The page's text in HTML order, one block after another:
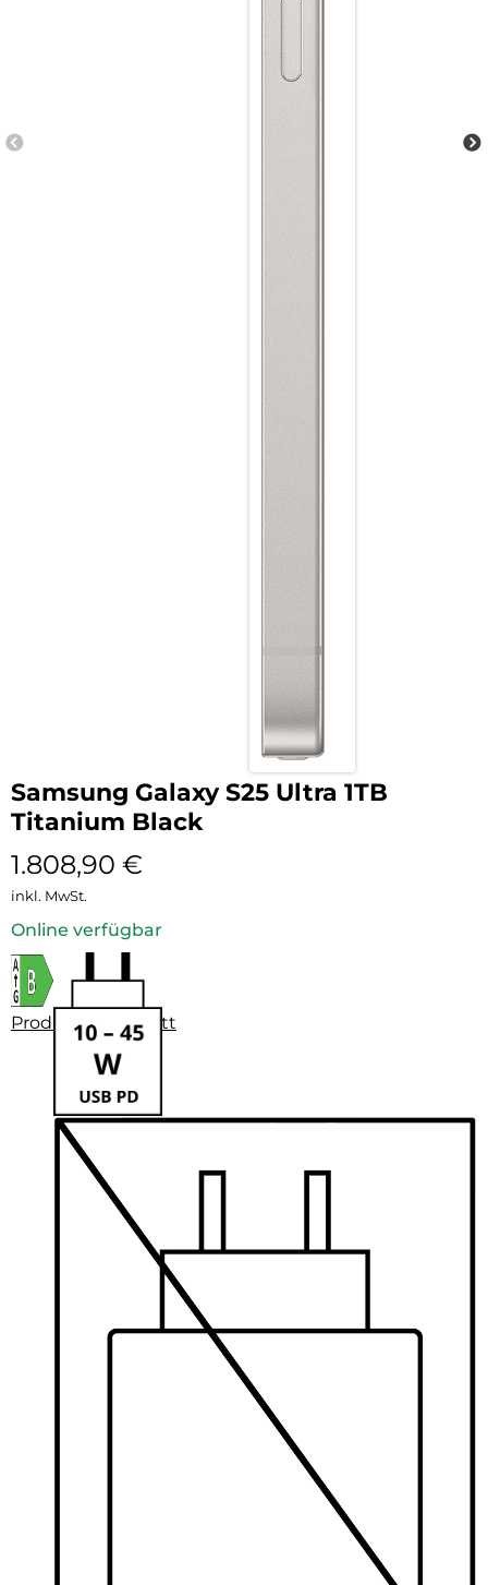
Samsung Galaxy S25 Ultra 1TB
Titanium Black
1.808,90 €
inkl. MwSt.
Online verfügbar
Produktdatenblatt